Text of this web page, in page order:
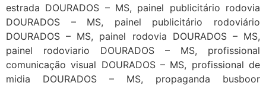
estrada DOURADOS – MS, painel publicitário rodovia
DOURADOS – MS, painel publicitário rodoviário
DOURADOS – MS, painel rodovia DOURADOS – MS,
painel rodoviario DOURADOS – MS, profissional
comunicação visual DOURADOS – MS, profissional de
midia DOURADOS – MS, propaganda busboor